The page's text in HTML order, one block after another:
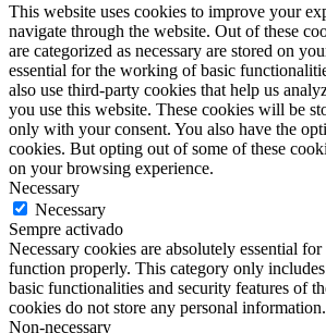
This website uses cookies to improve your
navigate through the website. Out of these
are categorized as necessary are stored on
essential for the working of basic
also use third-party cookies that help us
you use this website. These cookies will be
only with your consent. You also have the
cookies. But opting out of some of these
on your browsing experience.
Necessary
Necessary
Sempre activado
Necessary cookies are absolutely essential
function properly. This category only
basic functionalities and security features of
cookies do not store any personal information.
Non-necessary